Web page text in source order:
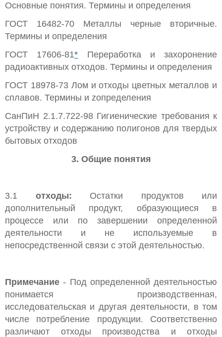
Основные понятия. Термины и определения
ГОСТ 16482-70 Металлы черные вторичные.
Термины и определения
ГОСТ 17606-81* Переработка и захоронение
радиоактивных отходов. Термины и определения
ГОСТ 18978-73 Лом и отходы цветных металлов и
сплавов. Термины и zопределения
СанПиН 2.1.7.722-98 Гигиенические требования к
устройству и содержанию полигонов для твердых
бытовых отходов
3. Общие понятия
3.1 отходы: Остатки продуктов или
дополнительный продукт, образующиеся в
процессе или по завершении определенной
деятельности и не используемые в
непосредственной связи с этой деятельностью.
Примечание - Под определенной деятельностью
понимается производственная,
исследовательская и другая деятельности, в том
числе потребление продукции. Соответственно
различают отходы производства и отходы